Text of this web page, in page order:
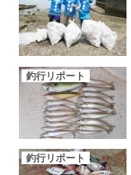
釣行リポート
釣行リポート